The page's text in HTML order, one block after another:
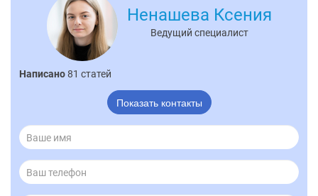
Ненашева Ксения
Ведущий специалист
Написано81 статей
Показать контакты